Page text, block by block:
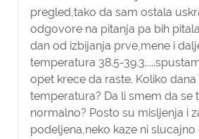
pregled,tako da sam ostala
odgovore na pitanja pa bih
dan od izbijanja prve,mene i
temperatura 38.5-
opet krece da raste. Koliko dana
temperatura? Da li smem da se
normalno? Posto su misljenja i
podeljena,neko kaze ni